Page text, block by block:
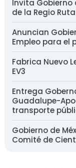
Invita
de la Regio Ruta
Anuncian
Empleo para el
Fabrica Nuevo
EV3
Entrega
Guadalupe-
transporte
Gobierno de
Comité de